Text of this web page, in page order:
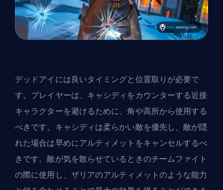
デッドアイには良いタイミングと位置取りが必要で
す。プレイヤーは、キャシディをカウンターする近接
キャラクターを避けるために、角や高所から使用する
べきです。キャシディは柔らかい敵を優先し、敵が隠
れた場合は早めにアルティメットをキャンセルするべ
きです。敵が気を散らせているときのチームファイト
の際に使用し、ザリアのアルティメットのような能力